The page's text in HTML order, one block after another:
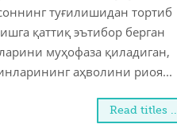
туғилишидан тортиб
қаттиқ эътибор берган
муҳофаза қиладиган,
аҳволини риоя...
Read titles ..